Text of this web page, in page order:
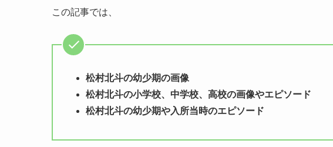
この記事では、
松村北斗の幼少期の画像
松村北斗の小学校、中学校、高校の画像やエピソード
松村北斗の幼少期や入所当時のエピソード